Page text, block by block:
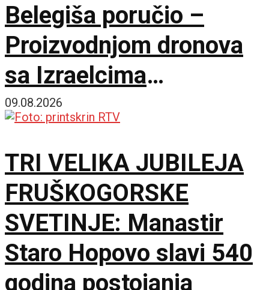
Belegiša poručio –
Proizvodnjom dronova
sa Izraelcima
postajemo vojna sila
09.08.2026
TRI VELIKA JUBILEJA
FRUŠKOGORSKE
SVETINJE: Manastir
Staro Hopovo slavi 540
godina postojanja